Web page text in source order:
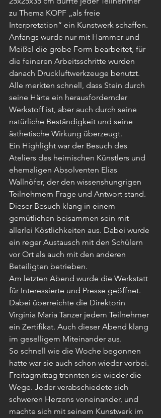
zu Thema KOPF „als freie
Interpretation“ ein Kunstwerk schaffen.
Anfangs wurde nur mit Hammer und
Meißel die grobe Form bearbeitet, für
die feineren Arbeitsschritte wurden
danach Druckluftwerkzeuge benutzt.
Alle merkten schnell, dass Stein durch
seine Härte ein herausfordernder
Werkstoff ist, aber auch durch seine
natürliche Beständigkeit und seine
ästhetische Wirkung überzeugt.
Ein Highlight war der Besuch des
Ateliers des heimischen Künstlers und
ehemaligen Absolventen Elias
Wallnöfer, der den wissenshungrigen
Teilnehmern Frage und Antwort stand.
Dieser Besuch klang in einem
gemütlichen beisammen sein mit
allerlei Köstlichkeiten aus. Dabei wurde
ein reger Austausch mit den Schülern
vor Ort als auch mit den anderen
Beteiligten betrieben.
Am letzten Abend wurde die Werkstatt
für Interessierte und Presse geöffnet.
Dabei überreichte die Direktorin
Virginia Maria Tanzer jedem Teilnehmer
ein Zertifikat. Auch dieser Abend klang
im geselligem Miteinander aus.
So schnell wie die Woche begonnen
hatte war sie auch schon wieder vorbei.
Freitagmittag trennten sie wieder die
Wege. Jeder verabschiedete sich
schweren Herzens voneinander, und
machte sich mit seinem Kunstwerk im